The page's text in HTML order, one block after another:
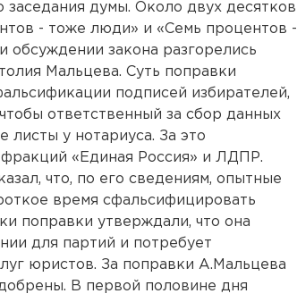
думы. Около двух десятков
- тоже люди» и «Семь процентов -
закона разгорелись
Мальцева. Суть поправки
подписей избирателей,
ответственный за сбор данных
листы у нотариуса. За это
«Единая Россия» и ЛДПР.
что, по его сведениям, опытные
время сфальсифицировать
поправки утверждали, что она
для партий и потребует
юристов. За поправки А.Мальцева
В первой половине дня